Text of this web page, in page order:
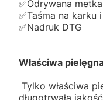
✅️Odrywana metka
✅️Taśma na karku
✅️Nadruk DTG
Właściwa
Tylko właściwa